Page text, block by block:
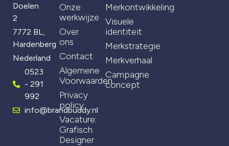
Doelen
2
7772 BL,
Hardenberg
Nederland
0523
- 291
992
info@brandbuddy.nl
Onze
werkwijze
Over
ons
Contact
Algemene
Voorwaarden
Privacy
policy
Vacature:
Grafisch
Designer
Merkontwikkeling
Visuele
identiteit
Merkstrategie
Merkverhaal
Campagne
concept